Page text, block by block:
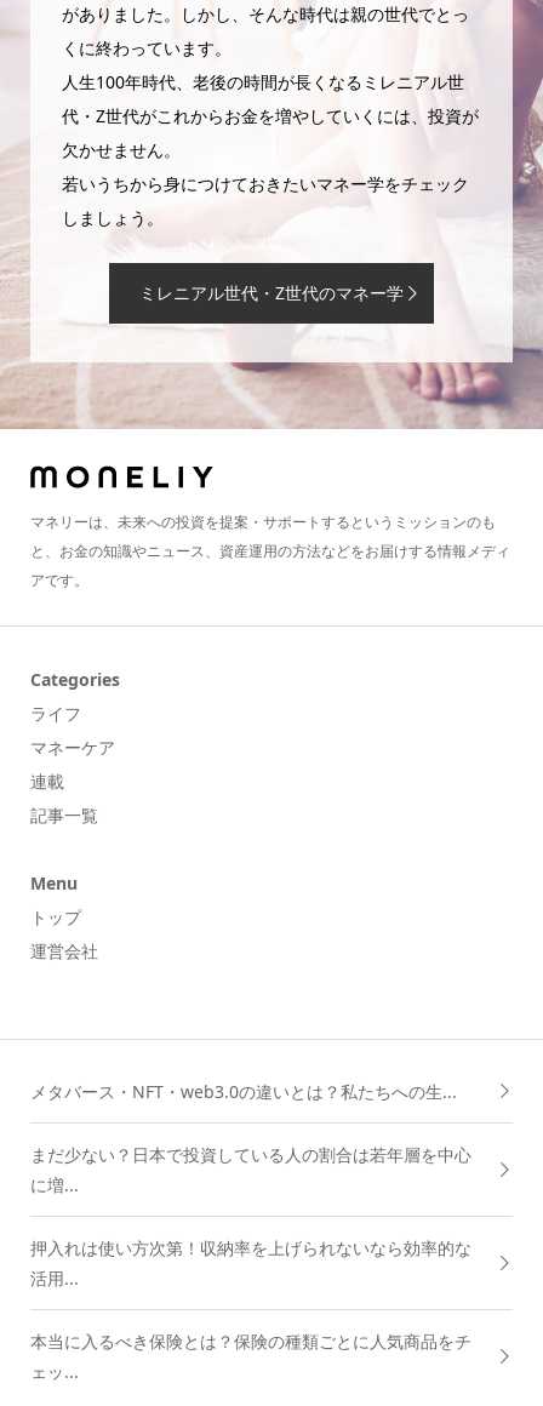
がありました。しかし、そんな時代は親の世代でとっ
くに終わっています。
人生100年時代、老後の時間が長くなるミレニアル世
代・Z世代がこれからお金を増やしていくには、投資が
欠かせません。
若いうちから身につけておきたいマネー学をチェック
しましょう。
ミレニアル世代・Z世代のマネー学
マネリーは、未来への投資を提案・サポートするというミッションのも
と、お金の知識やニュース、資産運用の方法などをお届けする情報メディ
アです。
Categories
ライフ
マネーケア
連載
記事一覧
Menu
トップ
運営会社
メタバース・NFT・web3.0の違いとは？私たちへの生...
まだ少ない？日本で投資している人の割合は若年層を中心
に増...
押入れは使い方次第！収納率を上げられないなら効率的な
活用...
本当に入るべき保険とは？保険の種類ごとに人気商品をチ
ェッ...